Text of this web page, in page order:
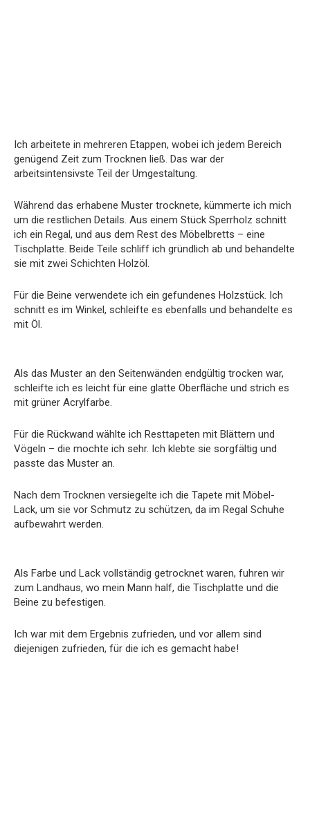
Ich arbeitete in mehreren Etappen, wobei ich jedem Bereich
genügend Zeit zum Trocknen ließ. Das war der
arbeitsintensivste Teil der Umgestaltung.
Während das erhabene Muster trocknete, kümmerte ich mich
um die restlichen Details. Aus einem Stück Sperrholz schnitt
ich ein Regal, und aus dem Rest des Möbelbretts – eine
Tischplatte. Beide Teile schliff ich gründlich ab und behandelte
sie mit zwei Schichten Holzöl.
Für die Beine verwendete ich ein gefundenes Holzstück. Ich
schnitt es im Winkel, schleifte es ebenfalls und behandelte es
mit Öl.
Als das Muster an den Seitenwänden endgültig trocken war,
schleifte ich es leicht für eine glatte Oberfläche und strich es
mit grüner Acrylfarbe.
Für die Rückwand wählte ich Resttapeten mit Blättern und
Vögeln – die mochte ich sehr. Ich klebte sie sorgfältig und
passte das Muster an.
Nach dem Trocknen versiegelte ich die Tapete mit Möbel-
Lack, um sie vor Schmutz zu schützen, da im Regal Schuhe
aufbewahrt werden.
Als Farbe und Lack vollständig getrocknet waren, fuhren wir
zum Landhaus, wo mein Mann half, die Tischplatte und die
Beine zu befestigen.
Ich war mit dem Ergebnis zufrieden, und vor allem sind
diejenigen zufrieden, für die ich es gemacht habe!